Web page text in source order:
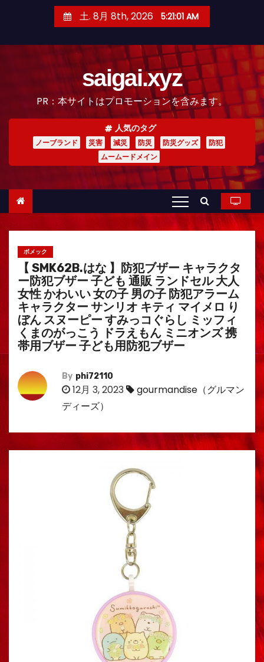
土. 8月 8th, 2026 5:21:02 AM
saigai.xyz
PR：本サイトはプロモーションを含みます。
人気のタグ
ノーブランド 災害 減災 防災 防災グッズ
防犯
ムームードメイン
ボメック
【 SMK62B.はな 】防犯ブザー キャラクタ
ー防犯ブザー 子ども 通販 ランドセル 大人
女性 かわいい 女の子 男の子 防犯アラーム
キャラクター サンリオ キティ マイメロ り
ぼん スヌーピー すみっコぐらし ミッフィ
くまのがっこう ドラえもん ミニオンズ 携
帯用ブザー 子ども用防犯ブザー
By phi72110
12月 3, 2023
gourmandise（グルマン
ディーズ）